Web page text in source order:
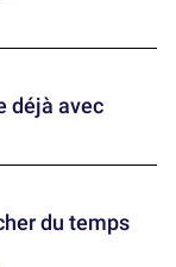
déjà avec
du temps